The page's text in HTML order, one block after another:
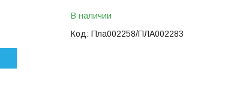
В наличии
Код: Пла002258/ПЛА002283